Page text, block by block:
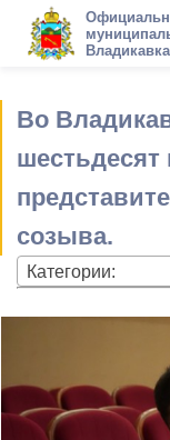
Во
шестьдесят
созыва.
Категории: